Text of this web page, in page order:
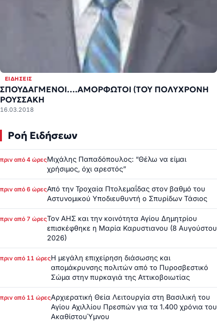
ΕΙΔΉΣΕΙΣ
ΣΠΟΥΔΑΓΜΕΝΟΙ….ΑΜΟΡΦΩΤΟΙ (ΤΟΥ ΠΟΛΥΧΡΟΝΗ
ΡΟΥΣΣΑΚΗ
16.03.2018
Ροή Ειδήσεων
πριν από 4 ώρεςΜιχάλης Παπαδόπουλος: “Θέλω να είμαι
χρήσιμος, όχι αρεστός”
πριν από 6 ώρεςΑπό την Τροχαία Πτολεμαΐδας στον βαθμό του
Αστυνομικού Υποδιευθυντή ο Σπυρίδων Τάσιος
πριν από 7 ώρεςΤον ΑΗΣ και την κοινότητα Αγίου Δημητρίου
επισκέφθηκε η Μαρία Καρυστιανου (8 Αυγούστου
2026)
πριν από 11 ώρεςΗ μεγάλη επιχείρηση διάσωσης και
απομάκρυνσης πολιτών από το Πυροσβεστικό
Σώμα στην πυρκαγιά της Αττικοβοιωτίας
πριν από 11 ώρεςΑρχιερατική Θεία Λειτουργία στη Βασιλική του
Αγίου Αχιλλίου Πρεσπών για τα 1.400 χρόνια του
ΑκαθίστουΎμνου